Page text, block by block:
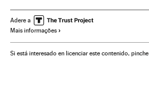
Emprego feminino Feminismo
Malformações congênitas
Microbiologia Doenças genéticas
Adere a
Mais informações
Si está interesado en licenciar este contenido, pinche